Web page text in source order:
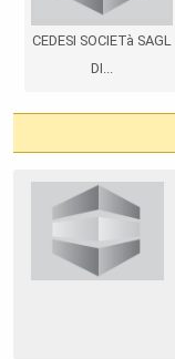
CEDESI SOCIETà SAGL
DI...